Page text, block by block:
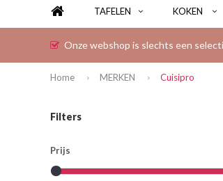
TAFELEN KOKEN
Onze webshop is slechts een
Home MERKEN Cuisipro
Filters
Prijs